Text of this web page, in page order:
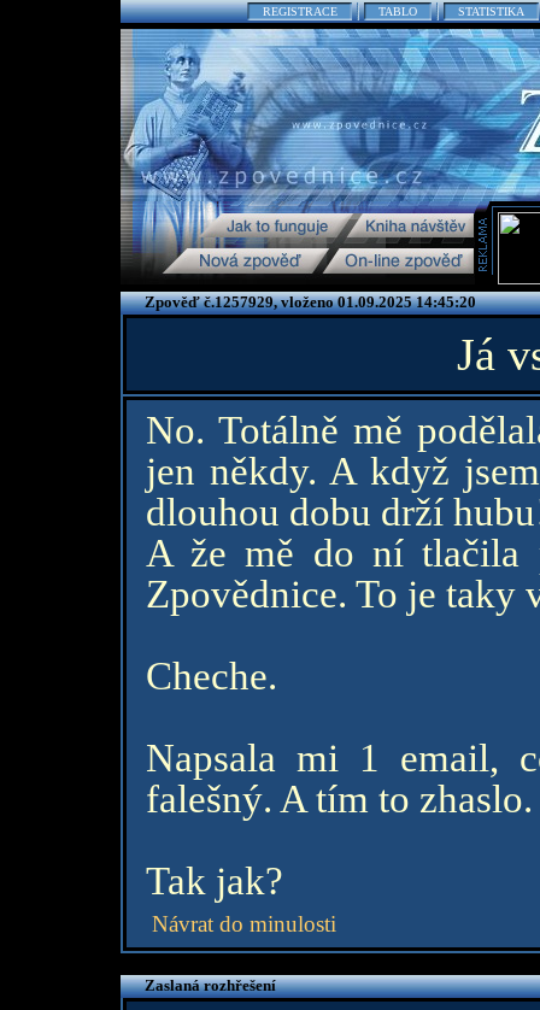
REGISTRACE TABLO STATISTIKA
Zpověď č.1257929, vloženo 01.09.2025 14:45:20
Já
No. Totálně mě
jen někdy. A když
dlouhou dobu drží
A že mě do ní tlačila
Zpovědnice. To je taky
Cheche.
Napsala mi 1 email,
falešný. A tím to
Tak jak?
Návrat do minulosti
Zaslaná rozhřešení